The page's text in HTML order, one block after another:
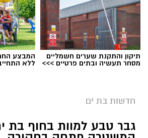
במוזיאון מציינים כי הם מחפשים
הפעילות החינוכית והקהילתית
לפרטים המלאים ולהגשת מועמדות
צילומים: משרד הבריאות
תיקון והתקנת שערים חשמליים
מסחר תעשיה ובתים פרטיים >>>
המבצע
ללא
חדשות בת ים
גבר טבע למוות בחוף בת